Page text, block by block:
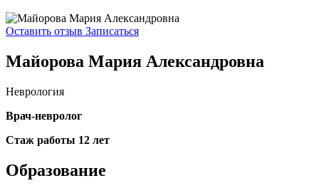
Оставить отзыв Записаться
Майорова Мария Александровна
Неврология
Врач-невролог
Стаж работы 12 лет
Образование